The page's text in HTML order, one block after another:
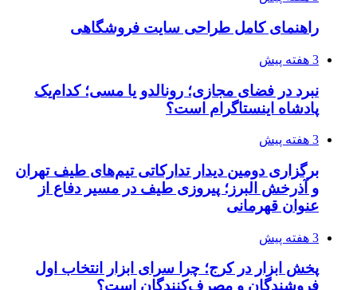
راهنمای کامل طراحی سایت فروشگاهی
3 هفته پیش
نبرد در فضای مجازی؛ رونالدو یا مسی؛ کدام‌یک
پادشاه اینستاگرام است؟
3 هفته پیش
برگزاری دومین دیدار تدارکاتی تیم‌های طیف تهران
و آذرخش البرز؛ پیروزی طیف در مسیر دفاع از
عنوان قهرمانی
3 هفته پیش
پخش ابزار در کرج؛ چرا سرای ابزار انتخاب اول
فروشندگان و مصرف‌کنندگان است؟